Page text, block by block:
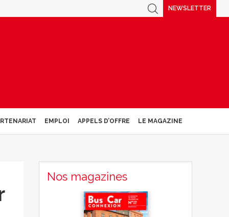
NEWSLETTER
EMPLOI APPELS D’OFFRE LE MAGAZINE
Nos magazines